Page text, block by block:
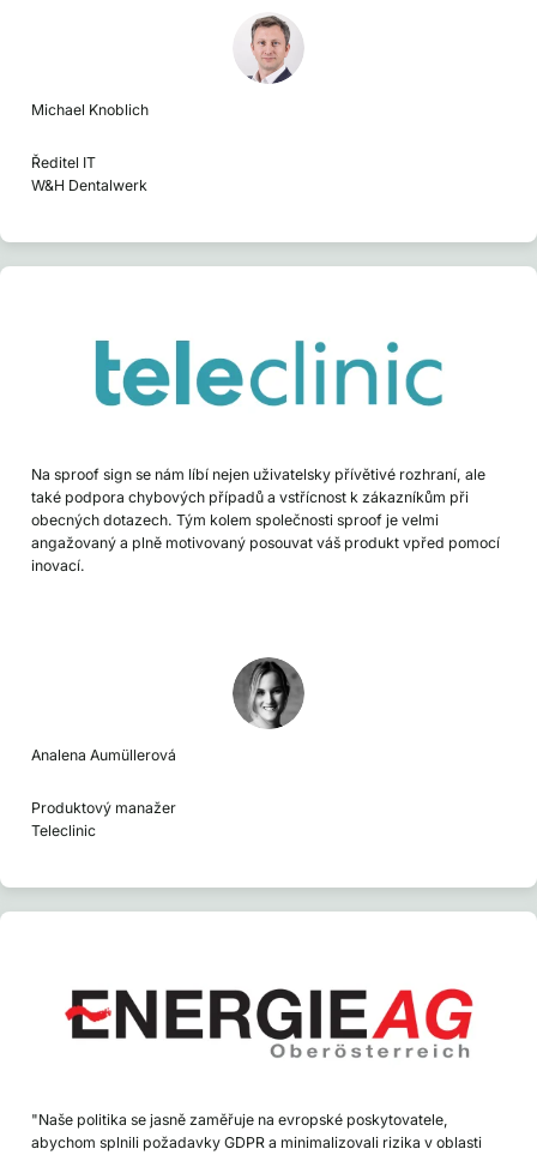
Michael Knoblich
Ředitel IT
W&H Dentalwerk
Na sproof sign se nám líbí nejen uživatelsky přívětivé rozhraní, ale
také podpora chybových případů a vstřícnost k zákazníkům při
obecných dotazech. Tým kolem společnosti sproof je velmi
angažovaný a plně motivovaný posouvat váš produkt vpřed pomocí
inovací.
Analena Aumüllerová
Produktový manažer
Teleclinic
"Naše politika se jasně zaměřuje na evropské poskytovatele,
abychom splnili požadavky GDPR a minimalizovali rizika v oblasti